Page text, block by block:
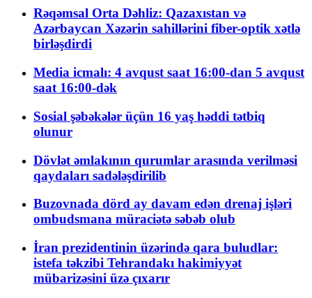
Rəqəmsal Orta Dəhliz: Qazaxıstan və
Azərbaycan Xəzərin sahillərini fiber-optik xətlə
birləşdirdi
Media icmalı: 4 avqust saat 16:00-dan 5 avqust
saat 16:00-dək
Sosial şəbəkələr üçün 16 yaş həddi tətbiq
olunur
Dövlət əmlakının qurumlar arasında verilməsi
qaydaları sadələşdirilib
Buzovnada dörd ay davam edən drenaj işləri
ombudsmana müraciətə səbəb olub
İran prezidentinin üzərində qara buludlar:
istefa təkzibi Tehrandakı hakimiyyət
mübarizəsini üzə çıxarır